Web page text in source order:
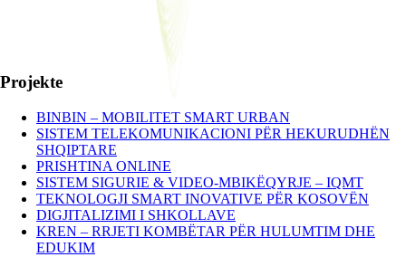
Projekte
BINBIN – MOBILITET SMART URBAN
SISTEM TELEKOMUNIKACIONI PËR HEKURUDHËN
SHQIPTARE
PRISHTINA ONLINE
SISTEM SIGURIE & VIDEO-MBIKËQYRJE – IQMT
TEKNOLOGJI SMART INOVATIVE PËR KOSOVËN
DIGJITALIZIMI I SHKOLLAVE
KREN – RRJETI KOMBËTAR PËR HULUMTIM DHE
EDUKIM